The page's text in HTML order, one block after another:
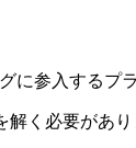
参入するプ
く必要があ